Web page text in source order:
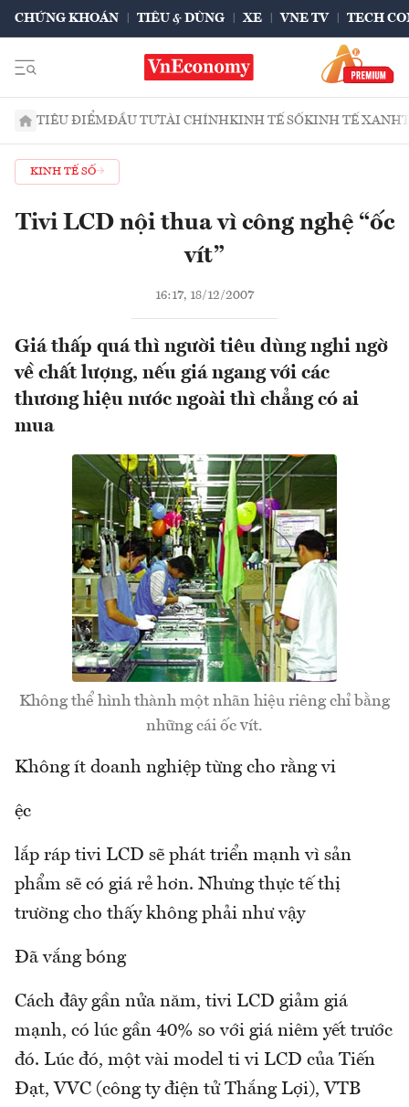
CHỨNG KHOÁN TIÊU & DÙNG XE VNE TV TECH
TIÊU ĐIỂMĐẦU TƯTÀI CHÍNHKINH TẾ SỐKINH TẾ XANH
KINH TẾ SỐ
Tivi LCD nội thua vì công nghệ “ốc
vít”
16:17, 18/12/2007
Giá thấp quá thì người tiêu dùng nghi ngờ
về chất lượng, nếu giá ngang với các
thương hiệu nước ngoài thì chẳng có ai
mua
Không thể hình thành một nhãn hiệu riêng chỉ bằng
những cái ốc vít.
Không ít doanh nghiệp từng cho rằng vi
ệc
lắp ráp tivi LCD sẽ phát triển mạnh vì sản
phẩm sẽ có giá rẻ hơn. Nhưng thực tế thị
trường cho thấy không phải như vậy
Đã vắng bóng
Cách đây gần nửa năm, tivi LCD giảm giá
mạnh, có lúc gần 40% so với giá niêm yết trước
đó. Lúc đó, một vài model ti vi LCD của Tiến
Đạt, VVC (công ty điện tử Thắng Lợi), VTB